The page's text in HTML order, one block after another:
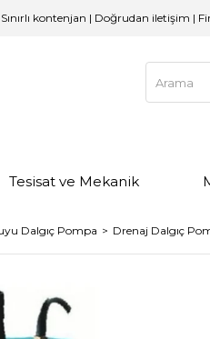
kontenjan | Doğrudan iletişim |
Tesisat ve Mekanik
Dalgıç Pompa Drenaj Dalgıç